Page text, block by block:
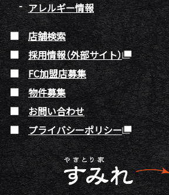
アレルギー情報
店舗検索
採用情報（外部サイト）
FC加盟店募集
物件募集
お問い合わせ
プライバシーポリシー